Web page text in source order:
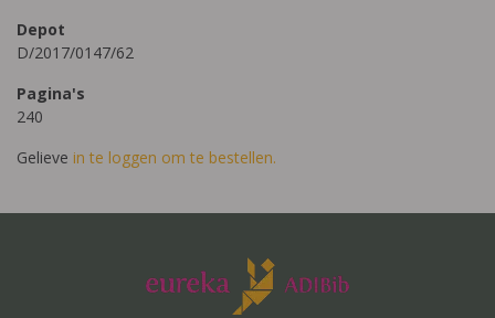
Depot
D/2017/0147/62
Pagina's
240
Gelieve in te loggen om te bestellen.